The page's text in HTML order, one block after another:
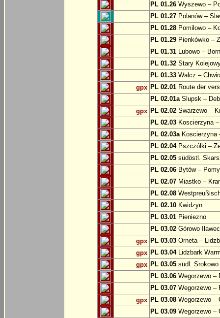
PL 01.26 Wyszewo –
PL 01.27 Polanów –
PL 01.28 Pomilowo –
PL 01.29 Pienkówko –
PL 01.31 Lubowo –
PL 01.32 Stary
PL 01.33 Walcz –
gpx PL 02.01 Route der
PL 02.01aSlupsk –
gpx PL 02.02 Swarzewo –
PL 02.03 Koscierzyna
PL 02.03aKoscierzyna
PL 02.04Pszczólki –
PL 02.05 südöstl.
PL 02.06 Bytów –
PL 02.07 Miastko –
PL 02.08
PL 02.10 Kwidzyn
PL 03.01 Pieniezno
PL 03.02 Górowo
gpx PL 03.03 Orneta –
gpx PL 03.04Lidzbark
gpx PL 03.05 südl.
PL 03.06 Wegorzewo –
PL 03.07 Wegorzewo –
gpx PL 03.08 Wegorzewo –
PL 03.09 Wegorzewo –